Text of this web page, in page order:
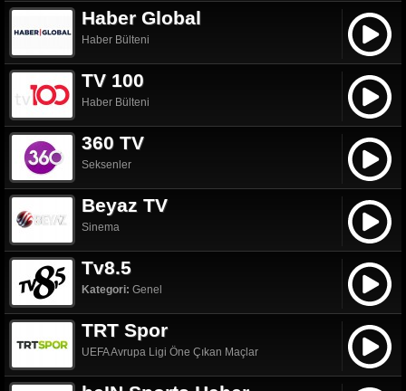
Haber Global
Haber Bülteni
TV 100
Haber Bülteni
360 TV
Seksenler
Beyaz TV
Sinema
Tv8.5
Kategori: Genel
TRT Spor
UEFA Avrupa Ligi Öne Çıkan Maçlar